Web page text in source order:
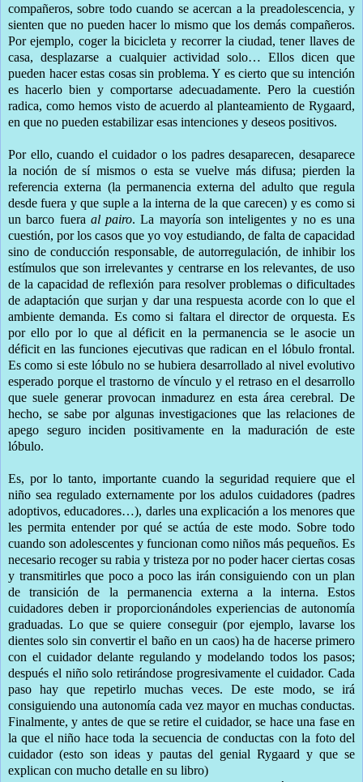
compañeros, sobre todo cuando se acercan a la preadolescencia, y
sienten que no pueden hacer lo mismo que los demás compañeros.
Por ejemplo, coger la bicicleta y recorrer la ciudad, tener llaves de
casa, desplazarse a cualquier actividad solo… Ellos dicen que
pueden hacer estas cosas sin problema. Y es cierto que su intención
es hacerlo bien y comportarse adecuadamente. Pero la cuestión
radica, como hemos visto de acuerdo al planteamiento de Rygaard,
en que no pueden estabilizar esas intenciones y deseos positivos.
Por ello, cuando el cuidador o los padres desaparecen, desaparece
la noción de sí mismos o esta se vuelve más difusa; pierden la
referencia externa (la permanencia externa del adulto que regula
desde fuera y que suple a la interna de la que carecen) y es como si
un barco fuera al pairo. La mayoría son inteligentes y no es una
cuestión, por los casos que yo voy estudiando, de falta de capacidad
sino de conducción responsable, de autorregulación, de inhibir los
estímulos que son irrelevantes y centrarse en los relevantes, de uso
de la capacidad de reflexión para resolver problemas o dificultades
de adaptación que surjan y dar una respuesta acorde con lo que el
ambiente demanda. Es como si faltara el director de orquesta. Es
por ello por lo que al déficit en la permanencia se le asocie un
déficit en las funciones ejecutivas que radican en el lóbulo frontal.
Es como si este lóbulo no se hubiera desarrollado al nivel evolutivo
esperado porque el trastorno de vínculo y el retraso en el desarrollo
que suele generar provocan inmadurez en esta área cerebral. De
hecho, se sabe por algunas investigaciones que las relaciones de
apego seguro inciden positivamente en la maduración de este
lóbulo.
Es, por lo tanto, importante cuando la seguridad requiere que el
niño sea regulado externamente por los adulos cuidadores (padres
adoptivos, educadores…), darles una explicación a los menores que
les permita entender por qué se actúa de este modo. Sobre todo
cuando son adolescentes y funcionan como niños más pequeños. Es
necesario recoger su rabia y tristeza por no poder hacer ciertas cosas
y transmitirles que poco a poco las irán consiguiendo con un plan
de transición de la permanencia externa a la interna. Estos
cuidadores deben ir proporcionándoles experiencias de autonomía
graduadas. Lo que se quiere conseguir (por ejemplo, lavarse los
dientes solo sin convertir el baño en un caos) ha de hacerse primero
con el cuidador delante regulando y modelando todos los pasos;
después el niño solo retirándose progresivamente el cuidador. Cada
paso hay que repetirlo muchas veces. De este modo, se irá
consiguiendo una autonomía cada vez mayor en muchas conductas.
Finalmente, y antes de que se retire el cuidador, se hace una fase en
la que el niño hace toda la secuencia de conductas con la foto del
cuidador (esto son ideas y pautas del genial Rygaard y que se
explican con mucho detalle en su libro)